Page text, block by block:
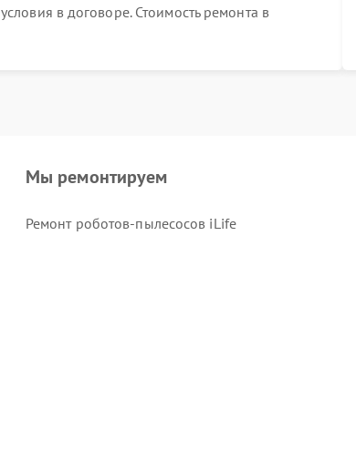
условия в договоре. Стоимость ремонта в
Мы ремонтируем
Ремонт роботов-пылесосов iLife